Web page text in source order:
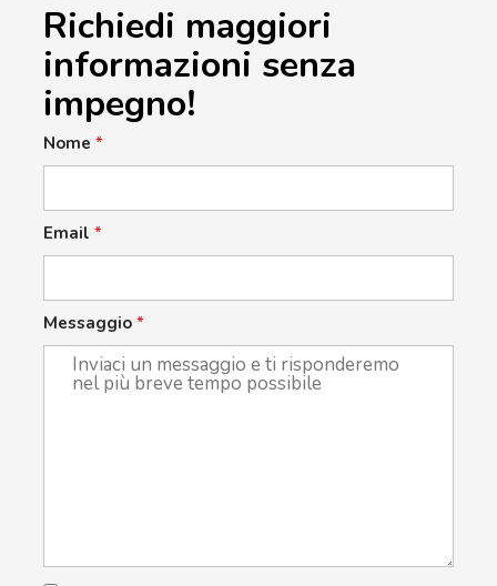
Richiedi maggiori
informazioni senza
impegno!
Nome *
Email *
Messaggio *